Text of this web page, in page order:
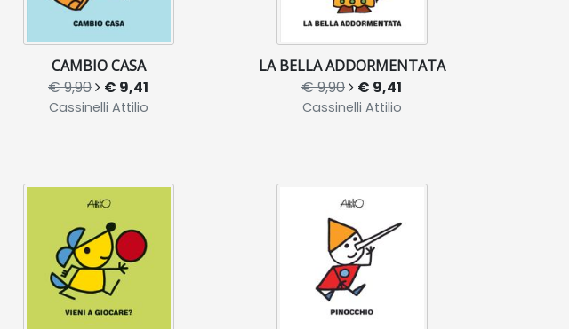
CAMBIO CASA
€ 9,90 € 9,41
Cassinelli Attilio
LA BELLA ADDORMENTATA
€ 9,90 € 9,41
Cassinelli Attilio